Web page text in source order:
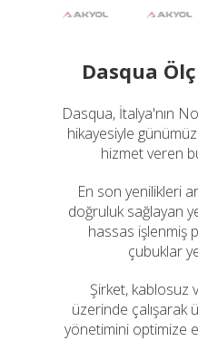
Dasqua
Dasqua, İtalya'nın
hikayesiyle
hizmet veren
En son yenilikleri
doğruluk sağlayan
hassas işlenmiş
çubuklar
Şirket, kablosuz
üzerinde çalışarak
yönetimini optimize